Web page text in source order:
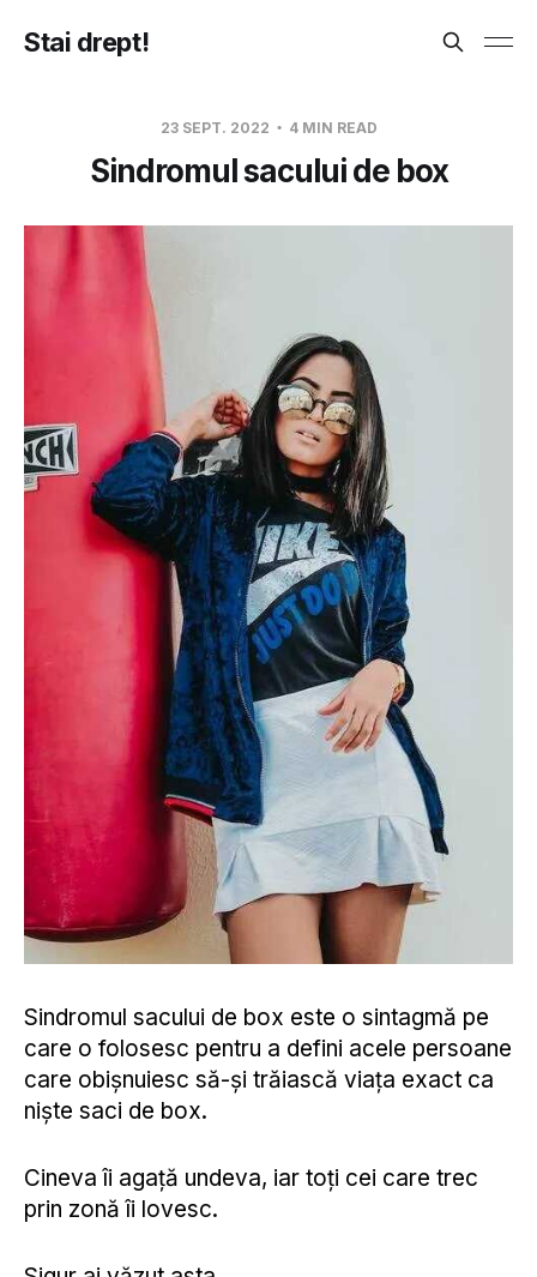
Stai drept!
23 SEPT. 2022 4 MIN READ
Sindromul sacului de box
Sindromul sacului de box este o sintagmă pe
care o folosesc pentru a defini acele persoane
care obișnuiesc să-și trăiască viața exact ca
niște saci de box.
Cineva îi agață undeva, iar toți cei care trec
prin zonă îi lovesc.